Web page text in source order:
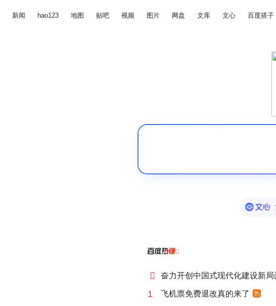
新闻 hao123 地图 贴吧 视频 图片 网盘 文库 文心 百度搭子

 奋力开创中国式现代化建设新局
1 飞机票免费退改真的来了 热